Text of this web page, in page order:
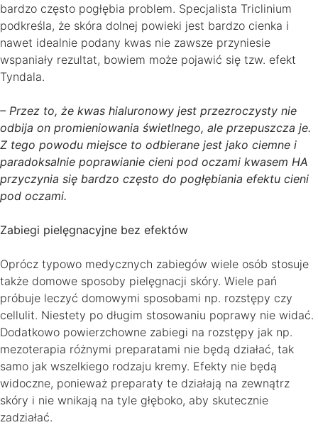
bardzo często pogłębia problem. Specjalista Triclinium
podkreśla, że skóra dolnej powieki jest bardzo cienka i
nawet idealnie podany kwas nie zawsze przyniesie
wspaniały rezultat, bowiem może pojawić się tzw. efekt
Tyndala.
– Przez to, że kwas hialuronowy jest przezroczysty nie
odbija on promieniowania świetlnego, ale przepuszcza je.
Z tego powodu miejsce to odbierane jest jako ciemne i
paradoksalnie poprawianie cieni pod oczami kwasem HA
przyczynia się bardzo często do pogłębiania efektu cieni
pod oczami.
Zabiegi pielęgnacyjne bez efektów
Oprócz typowo medycznych zabiegów wiele osób stosuje
także domowe sposoby pielęgnacji skóry. Wiele pań
próbuje leczyć domowymi sposobami np. rozstępy czy
cellulit. Niestety po długim stosowaniu poprawy nie widać.
Dodatkowo powierzchowne zabiegi na rozstępy jak np.
mezoterapia różnymi preparatami nie będą działać, tak
samo jak wszelkiego rodzaju kremy. Efekty nie będą
widoczne, ponieważ preparaty te działają na zewnątrz
skóry i nie wnikają na tyle głęboko, aby skutecznie
zadziałać.